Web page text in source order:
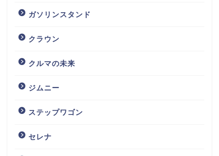
ガソリンスタンド
クラウン
クルマの未来
ジムニー
ステップワゴン
セレナ